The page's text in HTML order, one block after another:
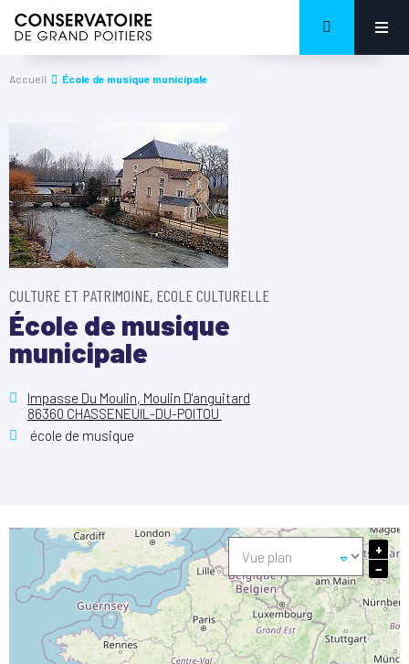
Accueil École de musique municipale
CULTURE ET PATRIMOINE, ECOLE CULTURELLE
École de musique
municipale
Impasse Du Moulin, Moulin D'anguitard
86360 CHASSENEUIL-DU-POITOU
école de musique
+
−